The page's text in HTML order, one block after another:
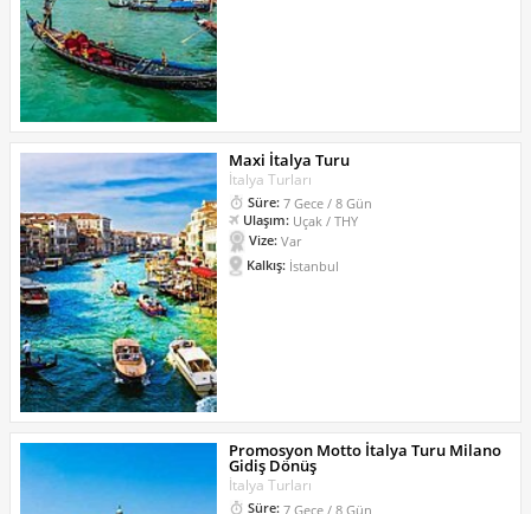
Maxi İtalya Turu
İtalya Turları
Süre: 7 Gece / 8 Gün
Ulaşım: Uçak / THY
Vize: Var
Kalkış: İstanbul
Promosyon Motto İtalya Turu Milano
Gidiş Dönüş
İtalya Turları
Süre: 7 Gece / 8 Gün